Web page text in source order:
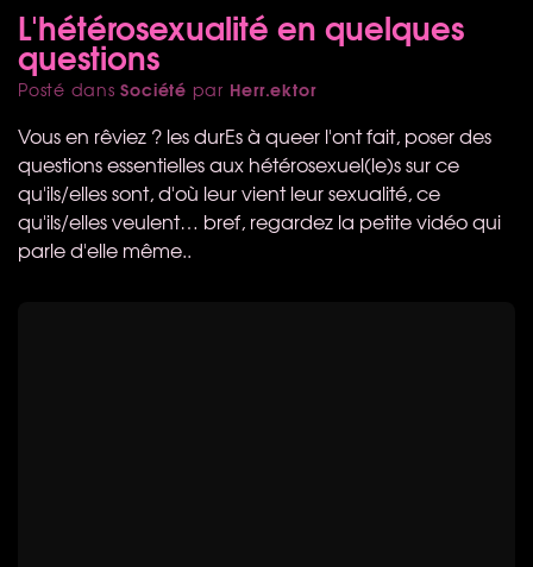
L'hétérosexualité en quelques
questions
Posté dansSociété par Herr.ektor
Vous en rêviez ? les durEs à queer l'ont fait, poser des
questions essentielles aux hétérosexuel(le)s sur ce
qu'ils/elles sont, d'où leur vient leur sexualité, ce
qu'ils/elles veulent… bref, regardez la petite vidéo qui
parle d'elle même..